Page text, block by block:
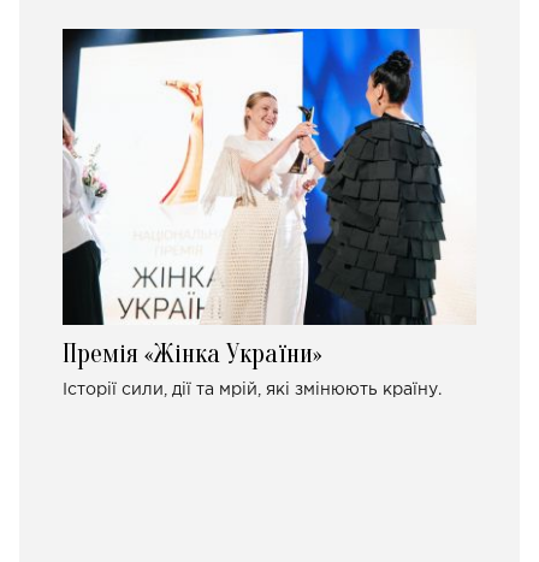
Премія «Жінка України»
Історії сили, дії та мрій, які змінюють країну.